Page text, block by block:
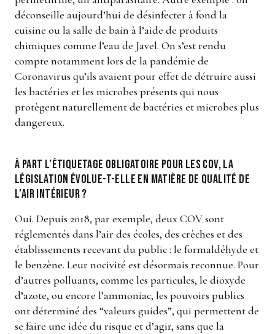
déconseille aujourd’hui de désinfecter à fond la
cuisine ou la salle de bain à l’aide de produits
chimiques comme l’eau de Javel. On s’est rendu
compte notamment lors de la pandémie de
Coronavirus qu’ils avaient pour effet de détruire aussi
les bactéries et les microbes présents qui nous
protègent naturellement de bactéries et microbes plus
dangereux.
À part l’étiquetage obligatoire pour les COV, la
législation évolue-t-elle en matière de qualité de
l’air intérieur ?
Oui. Depuis 2018, par exemple, deux COV sont
réglementés dans l’air des écoles, des crèches et des
établissements recevant du public : le formaldéhyde et
le benzène. Leur nocivité est désormais reconnue. Pour
d’autres polluants, comme les particules, le dioxyde
d’azote, ou encore l’ammoniac, les pouvoirs publics
ont déterminé des “valeurs guides”, qui permettent de
se faire une idée du risque et d’agir, sans que la